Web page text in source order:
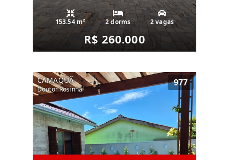
153.54 m² 2 dorms 2 vagas
R$ 260.000
CAMAQUÃ
Doutor Rosinha
977